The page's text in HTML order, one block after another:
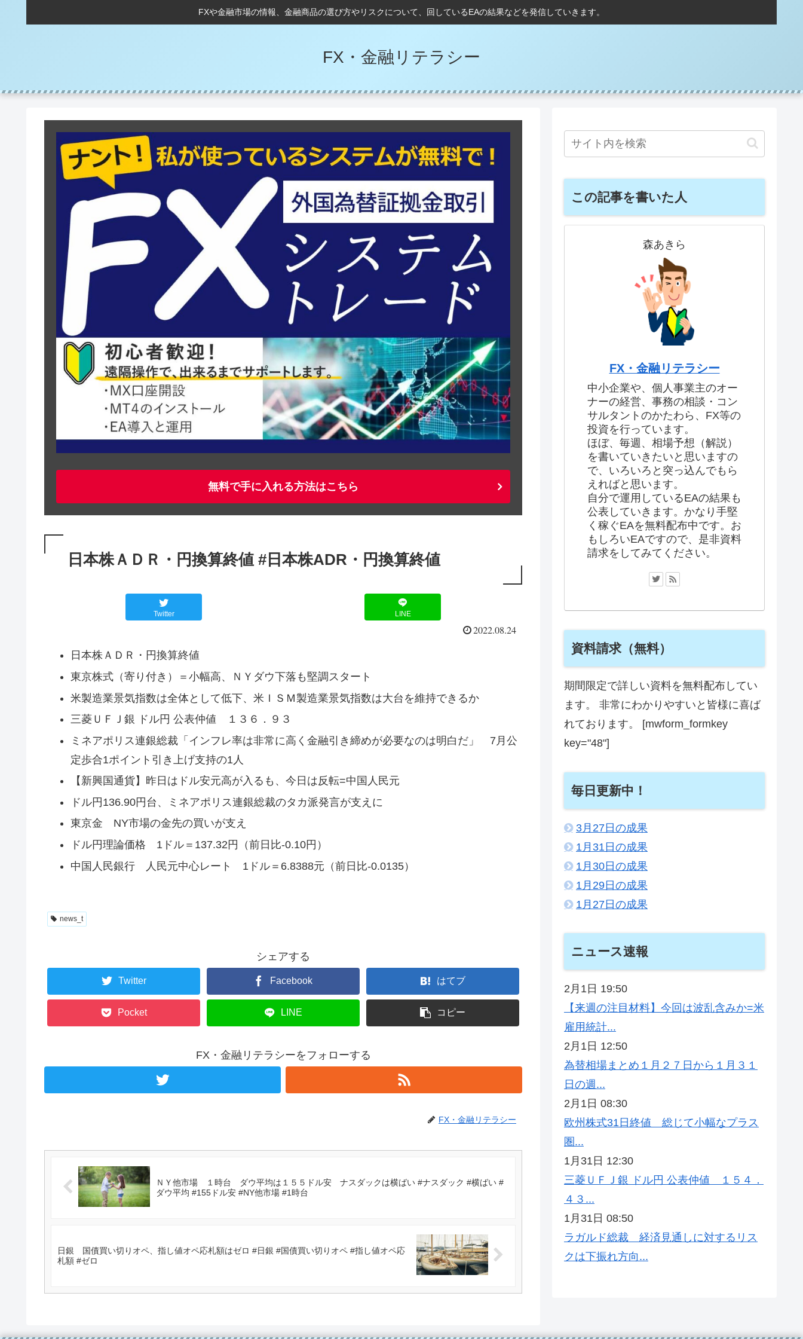
FXや金融市場の情報、金融商品の選び方やリスクについて、回しているEAの結果などを発信していきます。
FX・金融リテラシー
無料で手に入れる方法はこちら
日本株ＡＤＲ・円換算終値 #日本株ADR・円換算終値
Twitter LINE
2022.08.24
日本株ＡＤＲ・円換算終値
東京株式（寄り付き）＝小幅高、ＮＹダウ下落も堅調スタート
米製造業景気指数は全体として低下、米ＩＳＭ製造業景気指数は大台を維持できるか
三菱ＵＦＪ銀 ドル円 公表仲値 １３６．９３
ミネアポリス連銀総裁「インフレ率は非常に高く金融引き締めが必要なのは明白だ」 7月公
定歩合1ポイント引き上げ支持の1人
【新興国通貨】昨日はドル安元高が入るも、今日は反転=中国人民元
ドル円136.90円台、ミネアポリス連銀総裁のタカ派発言が支えに
東京金 NY市場の金先の買いが支え
ドル円理論価格 1ドル＝137.32円（前日比-0.10円）
中国人民銀行 人民元中心レート 1ドル＝6.8388元（前日比-0.0135）
news_t
シェアする
Twitter Facebook はてブ
Pocket LINE コピー
FX・金融リテラシーをフォローする
FX・金融リテラシー
ＮＹ他市場 １時台 ダウ平均は１５５ドル安 ナスダックは横ばい #ナスダック #横ばい #
ダウ平均 #155ドル安 #NY他市場 #1時台
日銀 国債買い切りオペ、指し値オペ応札額はゼロ #日銀 #国債買い切りオペ #指し値オペ応
札額 #ゼロ
この記事を書いた人
森あきら
FX・金融リテラシー
中小企業や、個人事業主のオー
ナーの経営、事務の相談・コン
サルタントのかたわら、FX等の
投資を行っています。
ほぼ、毎週、相場予想（解説）
を書いていきたいと思いますの
で、いろいろと突っ込んでもら
えればと思います。
自分で運用しているEAの結果も
公表していきます。かなり手堅
く稼ぐEAを無料配布中です。お
もしろいEAですので、是非資料
請求をしてみてください。
資料請求（無料）
期間限定で詳しい資料を無料配布してい
ます。 非常にわかりやすいと皆様に喜ば
れております。 [mwform_formkey
key="48"]
毎日更新中！
3月27日の成果
1月31日の成果
1月30日の成果
1月29日の成果
1月27日の成果
ニュース速報
2月1日 19:50
【来週の注目材料】今回は波乱含みか=米
雇用統計...
2月1日 12:50
為替相場まとめ１月２７日から１月３１
日の週...
2月1日 08:30
欧州株式31日終値 総じて小幅なプラス
圏...
1月31日 12:30
三菱ＵＦＪ銀 ドル円 公表仲値 １５４．
４３...
1月31日 08:50
ラガルド総裁 経済見通しに対するリス
クは下振れ方向...